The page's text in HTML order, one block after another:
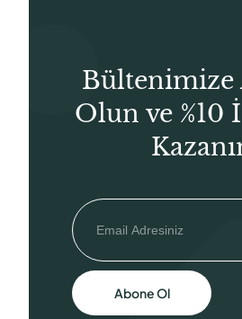
Bültenimize
Olun ve
Abone Ol